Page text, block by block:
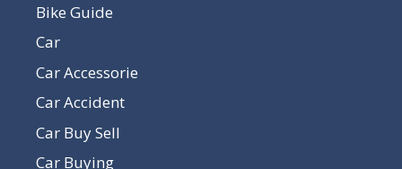
Bike Guide
Car
Car Accessorie
Car Accident
Car Buy Sell
Car Buying